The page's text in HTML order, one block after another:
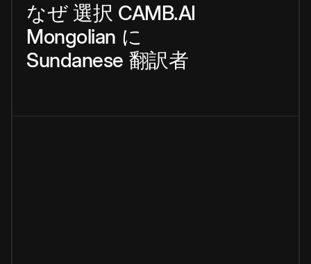
なぜ 選択 CAMB.AI
Mongolian に
Sundanese 翻訳者